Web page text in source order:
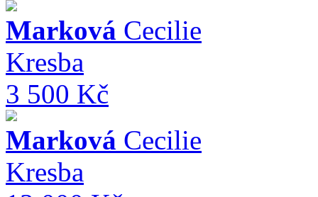
Marková Cecilie
Kresba
3 500 Kč
Marková Cecilie
Kresba